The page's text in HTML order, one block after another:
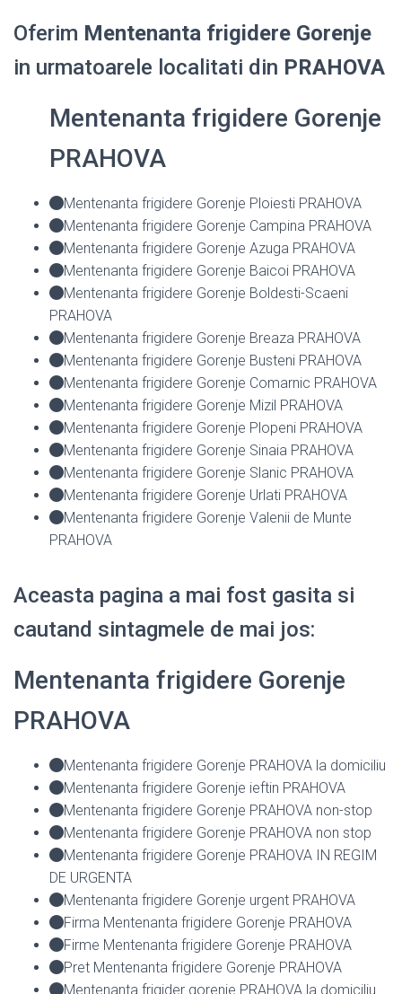
Oferim Mentenanta frigidere Gorenje
in urmatoarele localitati din PRAHOVA
Mentenanta frigidere Gorenje
PRAHOVA
Mentenanta frigidere Gorenje Ploiesti PRAHOVA
Mentenanta frigidere Gorenje Campina PRAHOVA
Mentenanta frigidere Gorenje Azuga PRAHOVA
Mentenanta frigidere Gorenje Baicoi PRAHOVA
Mentenanta frigidere Gorenje Boldesti-Scaeni
PRAHOVA
Mentenanta frigidere Gorenje Breaza PRAHOVA
Mentenanta frigidere Gorenje Busteni PRAHOVA
Mentenanta frigidere Gorenje Comarnic PRAHOVA
Mentenanta frigidere Gorenje Mizil PRAHOVA
Mentenanta frigidere Gorenje Plopeni PRAHOVA
Mentenanta frigidere Gorenje Sinaia PRAHOVA
Mentenanta frigidere Gorenje Slanic PRAHOVA
Mentenanta frigidere Gorenje Urlati PRAHOVA
Mentenanta frigidere Gorenje Valenii de Munte
PRAHOVA
Aceasta pagina a mai fost gasita si
cautand sintagmele de mai jos:
Mentenanta frigidere Gorenje
PRAHOVA
Mentenanta frigidere Gorenje PRAHOVA la domiciliu
Mentenanta frigidere Gorenje ieftin PRAHOVA
Mentenanta frigidere Gorenje PRAHOVA non-stop
Mentenanta frigidere Gorenje PRAHOVA non stop
Mentenanta frigidere Gorenje PRAHOVA IN REGIM
DE URGENTA
Mentenanta frigidere Gorenje urgent PRAHOVA
Firma Mentenanta frigidere Gorenje PRAHOVA
Firme Mentenanta frigidere Gorenje PRAHOVA
Pret Mentenanta frigidere Gorenje PRAHOVA
Mentenanta frigider gorenje PRAHOVA la domiciliu